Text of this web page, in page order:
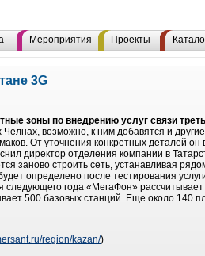
Мероприятия Проекты
3G
зоны по внедрению услуг связи
возможно, к ним добавятся и
От уточнения конкретных деталей он
директор отделения компании в
заново строить сеть, устанавливая
определено после тестирования
следующего года «МегаФон»
500 базовых станций. Еще около 140
region/kazan/)